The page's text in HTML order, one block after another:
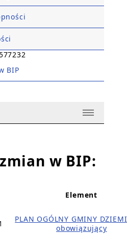
BIP
w BIP:
Element
PLAN OGÓLNY GMINY
obowiązujący